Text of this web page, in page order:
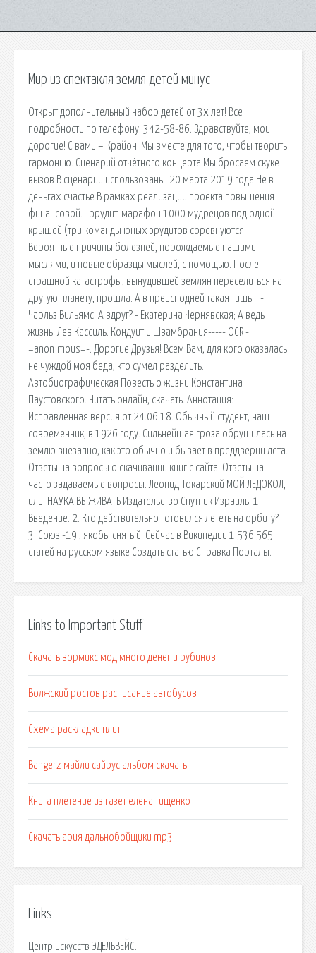
Мир из спектакля земля детей минус
Открыт дополнительный набор детей от 3х лет! Все
подробности по телефону: 342-58-86. Здравствуйте, мои
дорогие! С вами – Крайон. Мы вместе для того, чтобы творить
гармонию. Сценарий отчётного концерта Мы бросаем скуке
вызов В сценарии использованы. 20 марта 2019 года Не в
деньгах счастье В рамках реализации проекта повышения
финансовой. - эрудит-марафон 1000 мудрецов под одной
крышей (три команды юных эрудитов соревнуются.
Вероятные причины болезней, порождаемые нашими
мыслями, и новые образцы мыслей, с помощью. После
страшной катастрофы, вынудившей землян переселиться на
другую планету, прошла. А в преисподней такая тишь… -
Чарльз Вильямс; А вдруг? - Екатерина Чернявская; А ведь
жизнь. Лев Кассиль. Кондуит и Швамбрания----- OCR -
=anonimous=-. Дорогие Друзья! Всем Вам, для кого оказалась
не чуждой моя беда, кто сумел разделить.
Автобиографическая Повесть о жизни Константина
Паустовского. Читать онлайн, скачать. Аннотация:
Исправленная версия от 24.06.18. Обычный студент, наш
современник, в 1926 году. Сильнейшая гроза обрушилась на
землю внезапно, как это обычно и бывает в преддверии лета.
Ответы на вопросы о скачивании книг с сайта. Ответы на
часто задаваемые вопросы. Леонид Токарский МОЙ ЛЕДОКОЛ,
или. НАУКА ВЫЖИВАТЬ Издательство Спутник Израиль. 1.
Введение. 2. Кто действительно готовился лететь на орбиту?
3. Союз -19 , якобы снятый. Сейчас в Википедии 1 536 565
статей на русском языке Создать статью Справка Порталы.
Links to Important Stuff
Скачать вормикс мод много денег и рубинов
Волжский ростов расписание автобусов
Схема раскладки плит
Bangerz майли сайрус альбом скачать
Книга плетение из газет елена тищенко
Скачать ария дальнобойщики mp3
Links
Центр искусств ЭДЕЛЬВЕЙС.